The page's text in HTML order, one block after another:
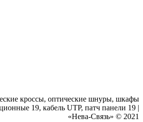
кроссы, оптические шнуры, шкафы
19, кабель UTP, патч панели 19 |
«Нева-Связь» © 2021